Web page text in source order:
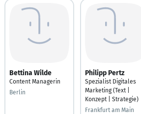
Bettina Wilde
Content Managerin
Berlin
Philipp Pertz
Spezialist Digitales
Marketing (Text |
Konzept | Strategie)
Frankfurt am Main